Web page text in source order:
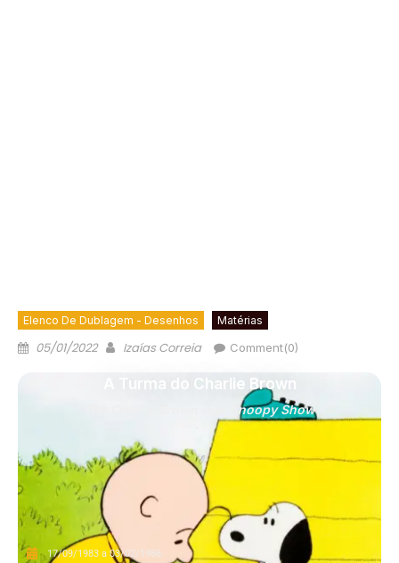
Elenco De Dublagem - Desenhos Matérias
05/01/2022 Izaías Correia Comment(0)
The Charlie Brown And Snoopy Show
A Turma do Charlie Brown
17/09/1983 a 03/02/1986.